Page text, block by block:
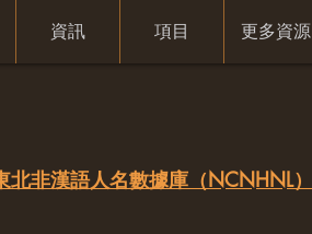
資訊 項目 更多資源
北非漢語人名數據庫（NCNHNL）